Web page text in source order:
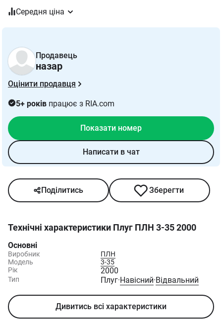
Середня ціна
Продавець
назар
Оцінити продавця
5+ років працює з RIA.com
Показати номер
Написати в чат
Поділитись Зберегти
Технічні характеристики Плуг ПЛН 3-35 2000
Основні
Виробник
ПЛН
Модель
3-35
Рік
2000
Тип Плуг·Навісний·Відвальний
Дивитись всі характеристики